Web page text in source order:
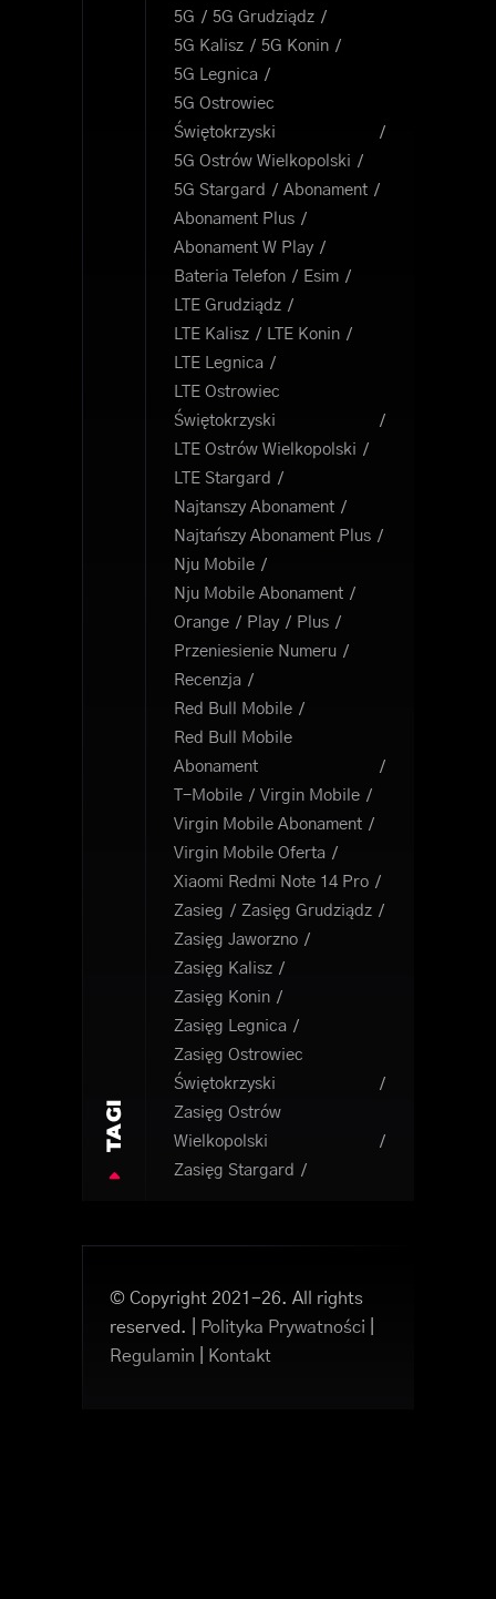
TAGI
5G
5G Grudziądz
5G Kalisz
5G Konin
5G Legnica
5G Ostrowiec
Świętokrzyski
5G Ostrów Wielkopolski
5G Stargard
Abonament
Abonament Plus
Abonament W Play
Bateria Telefon
Esim
LTE Grudziądz
LTE Kalisz
LTE Konin
LTE Legnica
LTE Ostrowiec
Świętokrzyski
LTE Ostrów Wielkopolski
LTE Stargard
Najtanszy Abonament
Najtańszy Abonament Plus
Nju Mobile
Nju Mobile Abonament
Orange
Play
Plus
Przeniesienie Numeru
Recenzja
Red Bull Mobile
Red Bull Mobile
Abonament
T-Mobile
Virgin Mobile
Virgin Mobile Abonament
Virgin Mobile Oferta
Xiaomi Redmi Note 14 Pro
Zasieg
Zasięg Grudziądz
Zasięg Jaworzno
Zasięg Kalisz
Zasięg Konin
Zasięg Legnica
Zasięg Ostrowiec
Świętokrzyski
Zasięg Ostrów
Wielkopolski
Zasięg Stargard
© Copyright 2021-26. All rights
reserved. |
Polityka Prywatności
Regulamin
Kontakt